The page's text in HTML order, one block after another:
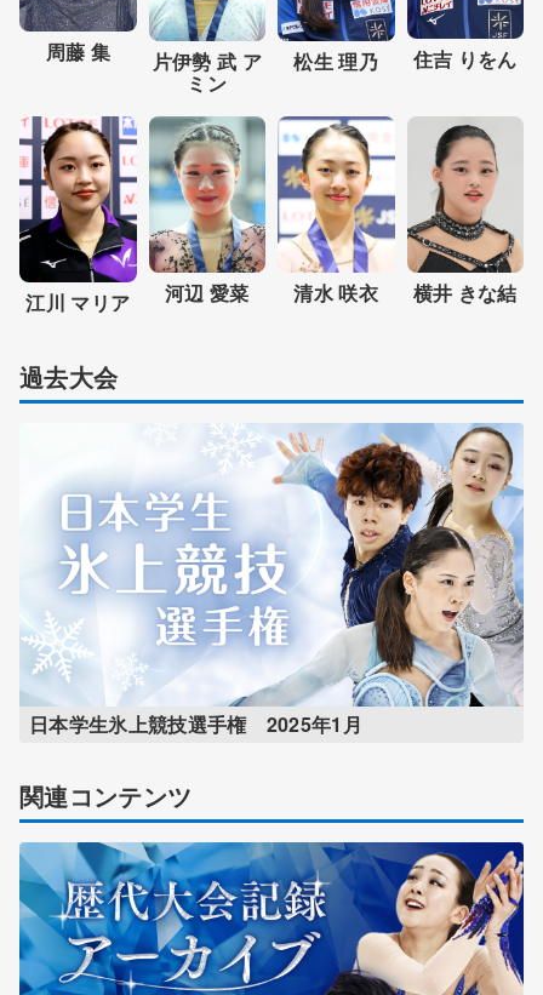
周藤 集 片伊勢 武 ア
ミン
松生 理乃 住吉 りをん
江川 マリア 河辺 愛菜 清水 咲衣 横井 きな結
過去大会
日本学生氷上競技選手権 2025年1月
関連コンテンツ